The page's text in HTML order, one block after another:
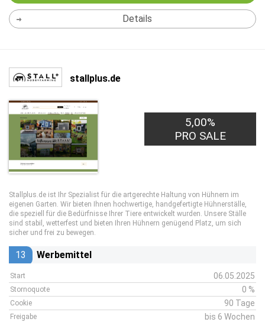
Details
stallplus.de
5,00%
PRO SALE
Stallplus.de ist Ihr Spezialist für die artgerechte Haltung von Hühnern im
eigenen Garten. Wir bieten Ihnen hochwertige, handgefertigte Hühnerställe,
die speziell für die Bedürfnisse Ihrer Tiere entwickelt wurden. Unsere Ställe
sind stabil, wetterfest und bieten Ihren Hühnern genügend Platz, um sich
sicher und frei zu bewegen.
13 Werbemittel
Start 06.05.2025
Stornoquote 0 %
Cookie 90 Tage
Freigabe bis 6 Wochen